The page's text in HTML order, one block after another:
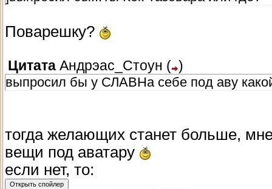
Поварешку?
Цитата Андрэас_Стоун ( )
выпросил бы у СЛАВНа себе под аву
тогда желающих станет больше,
вещи под аватару
если нет, то: